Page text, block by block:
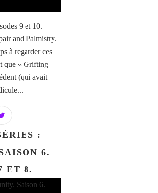
9 et 10.
and Palmistry.
à regarder ces
que « Grifting
(qui avait
:
6.
ET 8.